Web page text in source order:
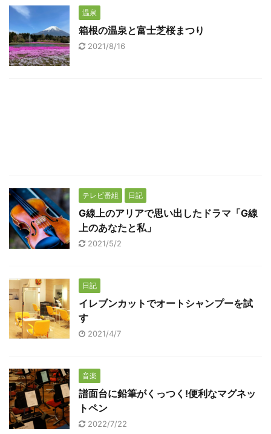
温泉
箱根の温泉と富士芝桜まつり
2021/8/16
テレビ番組 日記
G線上のアリアで思い出したドラマ「G線
上のあなたと私」
2021/5/2
日記
イレブンカットでオートシャンプーを試
す
2021/4/7
音楽
譜面台に鉛筆がくっつく!便利なマグネッ
トペン
2022/7/22